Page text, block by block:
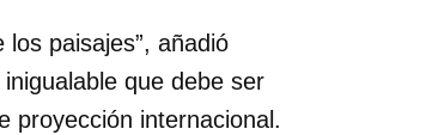
paisajes”, añadió
que debe ser
proyección internacional.